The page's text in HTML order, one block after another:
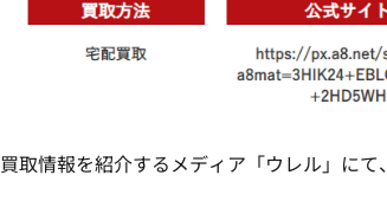
買取情報を紹介するメディア「ウレル」にて